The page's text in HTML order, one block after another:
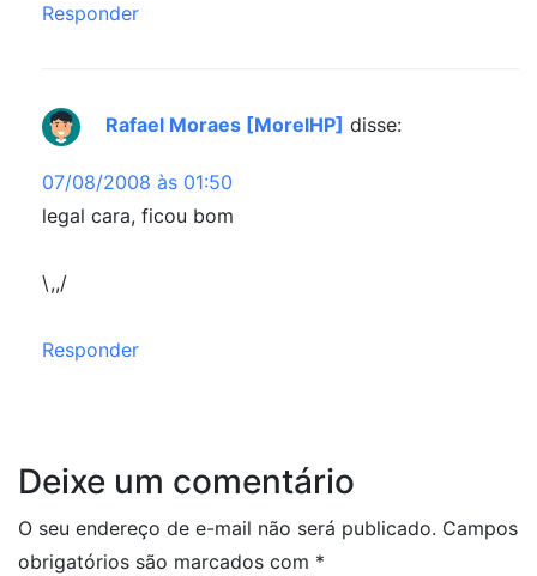
Responder
Rafael Moraes [MorelHP] disse:
07/08/2008 às 01:50
legal cara, ficou bom
\,,/
Responder
Deixe um comentário
O seu endereço de e-mail não será publicado. Campos
obrigatórios são marcados com *